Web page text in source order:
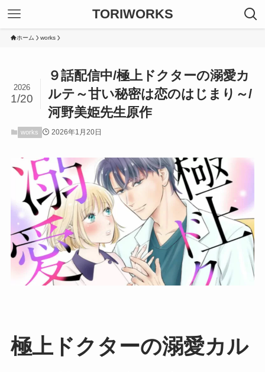
TORIWORKS
ホーム works
９話配信中/極上ドクターの溺愛カ
ルテ～甘い秘密は恋のはじまり～/
河野美姫先生原作
2026
1/20
works 2026年1月20日
極上ドクターの溺愛カル